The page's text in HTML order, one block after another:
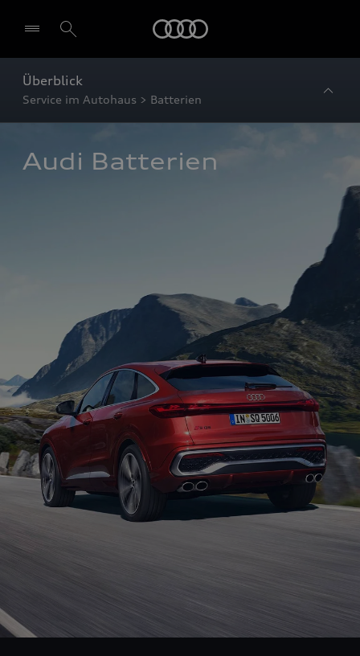
Überblick
Service im Autohaus > Batterien
Audi Batterien